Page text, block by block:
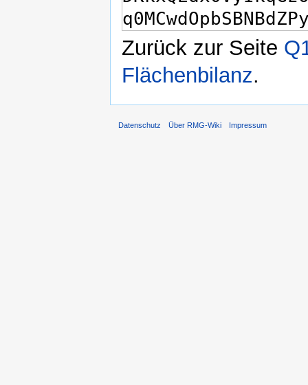
Zurück zur Seite
Flächenbilanz.
Datenschutz Über RMG-Wiki Impressum